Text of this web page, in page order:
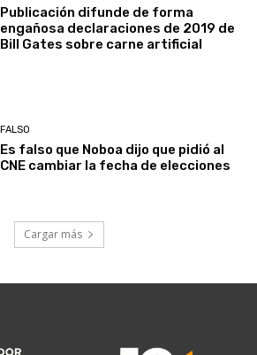
Publicación difunde de forma
engañosa declaraciones de 2019 de
Bill Gates sobre carne artificial
FALSO
Es falso que Noboa dijo que pidió al
CNE cambiar la fecha de elecciones
Cargar más